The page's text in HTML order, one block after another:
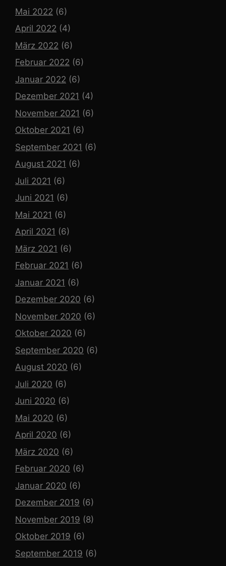
Mai 2022 (6)
April 2022 (4)
März 2022 (6)
Februar 2022 (6)
Januar 2022 (6)
Dezember 2021 (4)
November 2021 (6)
Oktober 2021 (6)
September 2021 (6)
August 2021 (6)
Juli 2021 (6)
Juni 2021 (6)
Mai 2021 (6)
April 2021 (6)
März 2021 (6)
Februar 2021 (6)
Januar 2021 (6)
Dezember 2020 (6)
November 2020 (6)
Oktober 2020 (6)
September 2020 (6)
August 2020 (6)
Juli 2020 (6)
Juni 2020 (6)
Mai 2020 (6)
April 2020 (6)
März 2020 (6)
Februar 2020 (6)
Januar 2020 (6)
Dezember 2019 (6)
November 2019 (8)
Oktober 2019 (6)
September 2019 (6)